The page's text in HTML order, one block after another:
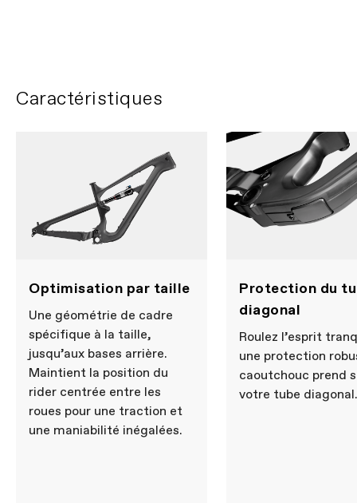
Caractéristiques
Optimisation par taille
Une géométrie de cadre
spécifique à la taille,
jusqu’aux bases arrière.
Maintient la position du
rider centrée entre les
roues pour une traction et
une maniabilité inégalées.
Protection du
diagonal
Roulez l’esprit
une protection
caoutchouc prend
votre tube diagonal.